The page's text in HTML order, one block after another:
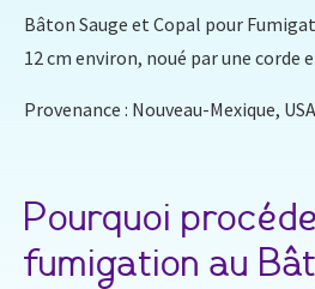
Bâton Sauge et Copal pour
12 cm environ, noué par une corde
Provenance : Nouveau-Mexique,
Pourquoi
fumigation au